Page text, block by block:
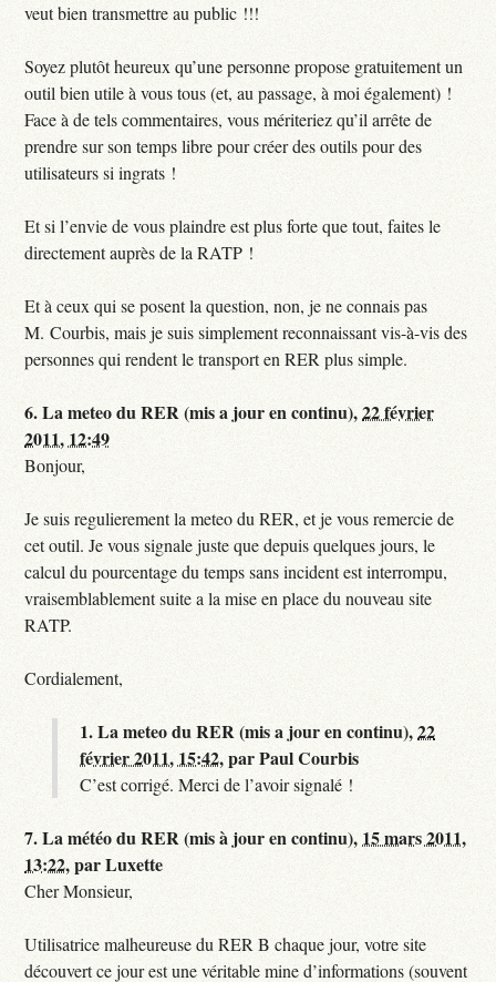
veut bien transmettre au public !!!
Soyez plutôt heureux qu’une personne propose gratuitement un
outil bien utile à vous tous (et, au passage, à moi également) !
Face à de tels commentaires, vous mériteriez qu’il arrête de
prendre sur son temps libre pour créer des outils pour des
utilisateurs si ingrats !
Et si l’envie de vous plaindre est plus forte que tout, faites le
directement auprès de la RATP !
Et à ceux qui se posent la question, non, je ne connais pas
M. Courbis, mais je suis simplement reconnaissant vis-à-vis des
personnes qui rendent le transport en RER plus simple.
6.La meteo du RER (mis a jour en continu),22 février
2011, 12:49
Bonjour,
Je suis regulierement la meteo du RER, et je vous remercie de
cet outil. Je vous signale juste que depuis quelques jours, le
calcul du pourcentage du temps sans incident est interrompu,
vraisemblablement suite a la mise en place du nouveau site
RATP.
Cordialement,
1.La meteo du RER (mis a jour en continu),22
février 2011, 15:42,parPaul Courbis
C’est corrigé. Merci de l’avoir signalé !
7.La météo du RER (mis à jour en continu), 15 mars 2011,
13:22,parLuxette
Cher Monsieur,
Utilisatrice malheureuse du RER B chaque jour, votre site
découvert ce jour est une véritable mine d’informations (souvent